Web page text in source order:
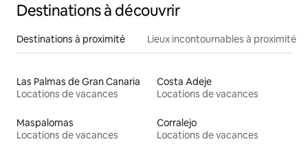
Destinations à découvrir
Destinations à proximité Lieux incontournables à proximité
Las Palmas de Gran Canaria
Locations de vacances
Costa Adeje
Locations de vacances
Maspalomas
Locations de vacances
Corralejo
Locations de vacances